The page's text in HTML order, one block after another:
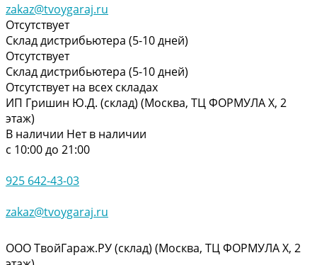
zakaz@tvoygaraj.ru
Отсутствует
Склад дистрибьютера (5-10 дней)
Отсутствует
Склад дистрибьютера (5-10 дней)
Отсутствует на всех складах
ИП Гришин Ю.Д. (склад) (Москва, ТЦ ФОРМУЛА Х, 2
этаж)
В наличии Нет в наличии
с 10:00 до 21:00
925 642-43-03
zakaz@tvoygaraj.ru
ООО ТвойГараж.РУ (склад) (Москва, ТЦ ФОРМУЛА Х, 2